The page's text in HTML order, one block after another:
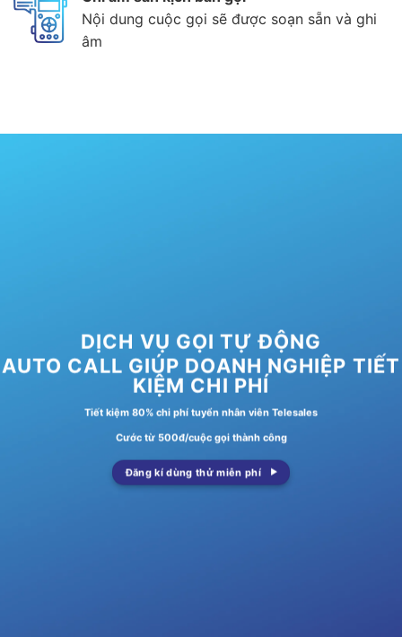
Nội dung cuộc gọi sẽ được soạn sẵn và ghi
âm
DỊCH VỤ GỌI TỰ ĐỘNG
AUTO CALL GIÚP DOANH NGHIỆP TIẾT
KIỆM CHI PHÍ
Tiết kiệm 80% chi phí tuyển nhân viên Telesales
Cước từ 500đ/cuộc gọi thành công
Đăng kí dùng thử miễn phí